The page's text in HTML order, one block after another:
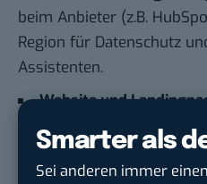
Smarter als
Sei anderen immer
beim Anbieter (z.B.
Region für Datenschutz
Assistenten.
Website und
Formulare, Demo-
Registrierungen direkt mit